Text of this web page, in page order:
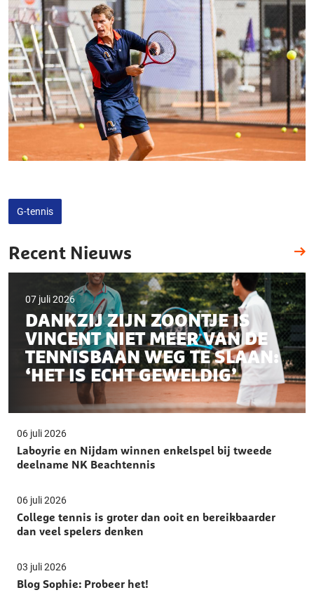
G-tennis
Recent Nieuws
07 juli 2026
DANKZIJ ZIJN ZOONTJE IS
VINCENT NIET MEER VAN DE
TENNISBAAN WEG TE SLAAN:
‘HET IS ECHT GEWELDIG’
06 juli 2026
Laboyrie en Nijdam winnen enkelspel bij tweede
deelname NK Beachtennis
06 juli 2026
College tennis is groter dan ooit en bereikbaarder
dan veel spelers denken
03 juli 2026
Blog Sophie: Probeer het!